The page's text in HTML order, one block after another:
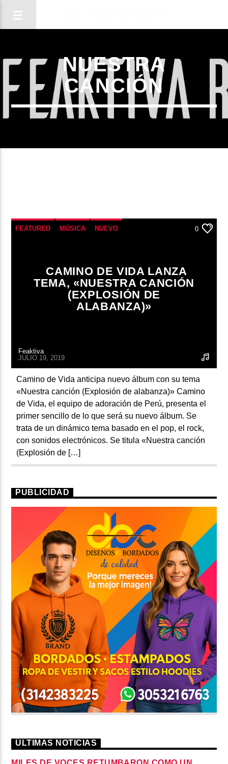
TÍTULO
NUESTRA
CANCIÓN
FEATURED MÚSICA NUEVO 0
CAMINO DE VIDA LANZA
TEMA, «NUESTRA CANCIÓN
(EXPLOSIÓN DE
ALABANZA)»
Feaktiva
JULIO 19, 2019
Camino de Vida anticipa nuevo álbum con su tema
«Nuestra canción (Explosión de alabanza)» Camino
de Vida, el equipo de adoración de Perú, presenta el
primer sencillo de lo que será su nuevo álbum. Se
trata de un dinámico tema basado en el pop, el rock,
con sonidos electrónicos. Se titula «Nuestra canción
(Explosión de […]
PUBLICIDAD
ÚLTIMAS NOTICIAS